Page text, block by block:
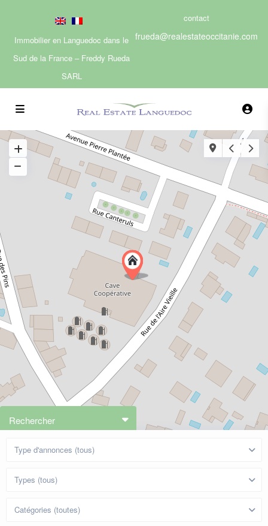
Immobilier en Languedoc dans le
Sud de la France – Freddy Rueda
SARL
contact
frueda@realestateoccitanie.com
Rechercher
Type d'annonces (tous)
Types (tous)
Catégories (toutes)